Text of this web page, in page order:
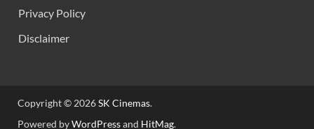
Privacy Policy
Disclaimer
Copyright © 2026SK Cinemas.
Powered byWordPressand HitMag.